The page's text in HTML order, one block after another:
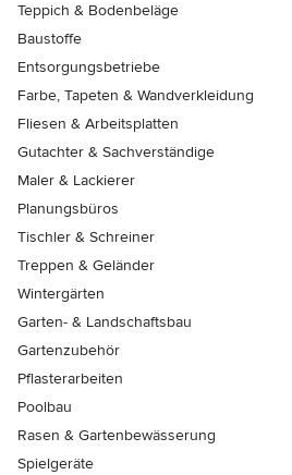
Teppich & Bodenbeläge
Baustoffe
Entsorgungsbetriebe
Farbe, Tapeten & Wandverkleidung
Fliesen & Arbeitsplatten
Gutachter & Sachverständige
Maler & Lackierer
Planungsbüros
Tischler & Schreiner
Treppen & Geländer
Wintergärten
Garten- & Landschaftsbau
Gartenzubehör
Pflasterarbeiten
Poolbau
Rasen & Gartenbewässerung
Spielgeräte